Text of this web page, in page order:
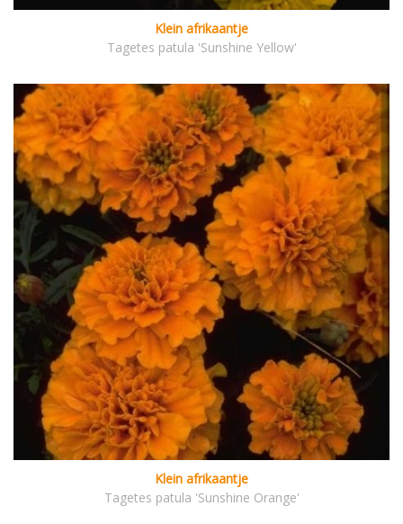
Klein afrikaantje
Tagetes patula 'Sunshine Yellow'
Klein afrikaantje
Tagetes patula 'Sunshine Orange'